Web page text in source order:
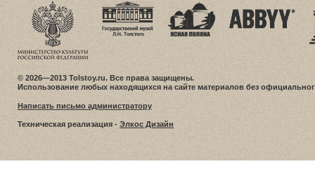
© 2026—2013 Tolstoy.ru. Все права защищены.
Использование любых находящихся на сайте материалов без
Написать письмо администратору
Техническая реализация - Элкос Дизайн